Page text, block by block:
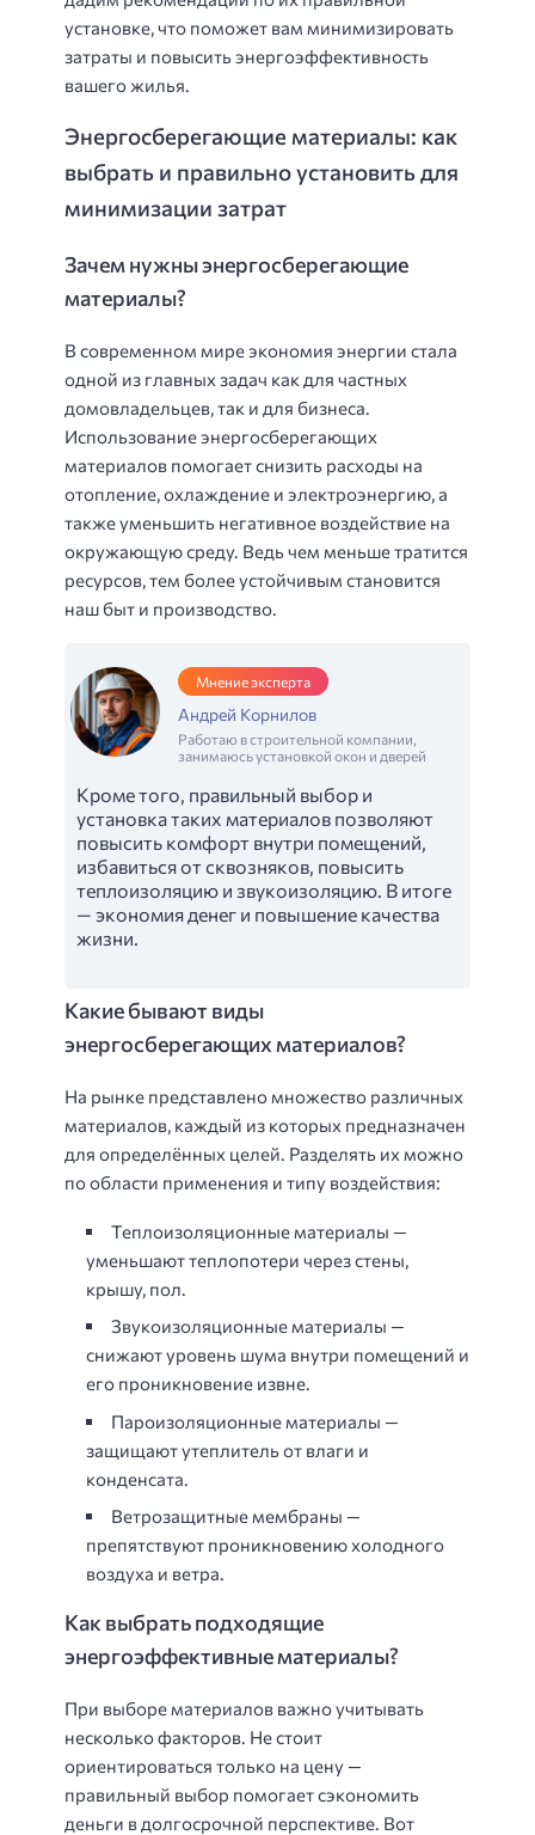
установке, что поможет вам минимизировать
затраты и повысить энергоэффективность
вашего жилья.
Энергосберегающие материалы: как
выбрать и правильно установить для
минимизации затрат
Зачем нужны энергосберегающие
материалы?
В современном мире экономия энергии стала
одной из главных задач как для частных
домовладельцев, так и для бизнеса.
Использование энергосберегающих
материалов помогает снизить расходы на
отопление, охлаждение и электроэнергию, а
также уменьшить негативное воздействие на
окружающую среду. Ведь чем меньше тратится
ресурсов, тем более устойчивым становится
наш быт и производство.
Мнение эксперта
Андрей Корнилов
Работаю в строительной компании,
занимаюсь установкой окон и дверей
Кроме того, правильный выбор и
установка таких материалов позволяют
повысить комфорт внутри помещений,
избавиться от сквозняков, повысить
теплоизоляцию и звукоизоляцию. В итоге
— экономия денег и повышение качества
жизни.
Какие бывают виды
энергосберегающих материалов?
На рынке представлено множество различных
материалов, каждый из которых предназначен
для определённых целей. Разделять их можно
по области применения и типу воздействия:
Теплоизоляционные материалы —
уменьшают теплопотери через стены,
крышу, пол.
Звукоизоляционные материалы —
снижают уровень шума внутри помещений и
его проникновение извне.
Пароизоляционные материалы —
защищают утеплитель от влаги и
конденсата.
Ветрозащитные мембраны —
препятствуют проникновению холодного
воздуха и ветра.
Как выбрать подходящие
энергоэффективные материалы?
При выборе материалов важно учитывать
несколько факторов. Не стоит
ориентироваться только на цену —
правильный выбор помогает сэкономить
деньги в долгосрочной перспективе. Вот